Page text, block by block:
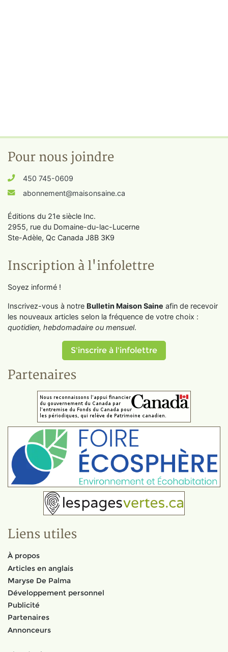
Pour nous joindre
450 745-0609
abonnement@maisonsaine.ca
Éditions du 21e siècle Inc.
2955, rue du Domaine-du-lac-Lucerne
Ste-Adèle, Qc Canada J8B 3K9
Inscription à l'infolettre
Soyez informé !
Inscrivez-vous à notre Bulletin Maison Saine afin de recevoir
les nouveaux articles selon la fréquence de votre choix :
quotidien, hebdomadaire ou mensuel.
S'inscrire à l'infolettre
Partenaires
Liens utiles
À propos
Articles en anglais
Maryse De Palma
Développement personnel
Publicité
Partenaires
Annonceurs